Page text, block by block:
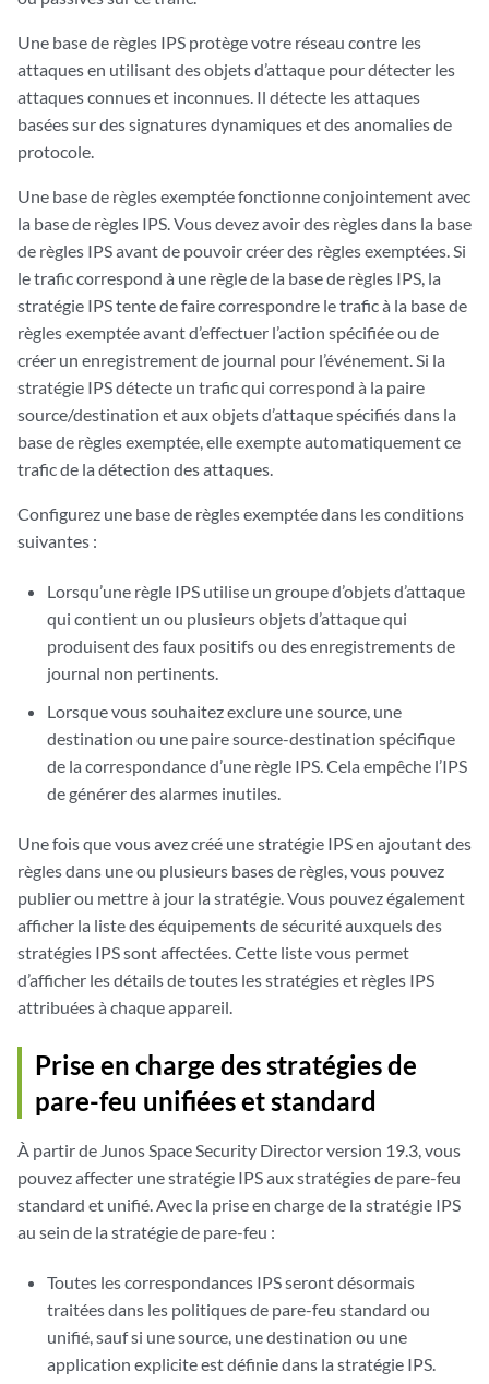
Une base de règles IPS protège votre réseau contre les
attaques en utilisant des objets d’attaque pour détecter les
attaques connues et inconnues. Il détecte les attaques
basées sur des signatures dynamiques et des anomalies de
protocole.
Une base de règles exemptée fonctionne conjointement avec
la base de règles IPS. Vous devez avoir des règles dans la base
de règles IPS avant de pouvoir créer des règles exemptées. Si
le trafic correspond à une règle de la base de règles IPS, la
stratégie IPS tente de faire correspondre le trafic à la base de
règles exemptée avant d’effectuer l’action spécifiée ou de
créer un enregistrement de journal pour l’événement. Si la
stratégie IPS détecte un trafic qui correspond à la paire
source/destination et aux objets d’attaque spécifiés dans la
base de règles exemptée, elle exempte automatiquement ce
trafic de la détection des attaques.
Configurez une base de règles exemptée dans les conditions
suivantes :
Lorsqu’une règle IPS utilise un groupe d’objets d’attaque
qui contient un ou plusieurs objets d’attaque qui
produisent des faux positifs ou des enregistrements de
journal non pertinents.
Lorsque vous souhaitez exclure une source, une
destination ou une paire source-destination spécifique
de la correspondance d’une règle IPS. Cela empêche l’IPS
de générer des alarmes inutiles.
Une fois que vous avez créé une stratégie IPS en ajoutant des
règles dans une ou plusieurs bases de règles, vous pouvez
publier ou mettre à jour la stratégie. Vous pouvez également
afficher la liste des équipements de sécurité auxquels des
stratégies IPS sont affectées. Cette liste vous permet
d’afficher les détails de toutes les stratégies et règles IPS
attribuées à chaque appareil.
Prise en charge des stratégies de
pare-feu unifiées et standard
À partir de Junos Space Security Director version 19.3, vous
pouvez affecter une stratégie IPS aux stratégies de pare-feu
standard et unifié. Avec la prise en charge de la stratégie IPS
au sein de la stratégie de pare-feu :
Toutes les correspondances IPS seront désormais
traitées dans les politiques de pare-feu standard ou
unifié, sauf si une source, une destination ou une
application explicite est définie dans la stratégie IPS.